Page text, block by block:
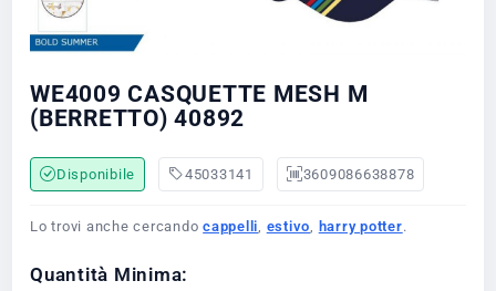
WE4009 CASQUETTE MESH M
(BERRETTO) 40892
Disponibile 45033141 3609086638878
Lo trovi anche cercandocappelli, estivo, harry potter.
Quantità Minima: